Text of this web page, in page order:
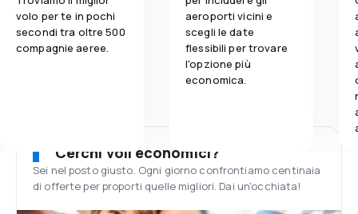
volo per te in pochi
secondi tra oltre 500
compagnie aeree.
aeroporti vicini e
scegli le date
flessibili per trovare
l'opzione più
economica.
Cerchi voli economici?
Sei nel posto giusto. Ogni giorno confrontiamo centinaia
di offerte per proporti quelle migliori. Dai un'occhiata!